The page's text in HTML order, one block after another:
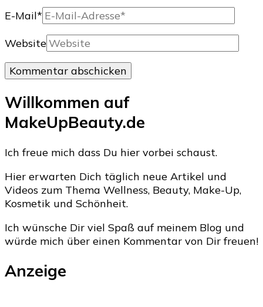
E-Mail*
Website
Willkommen auf
MakeUpBeauty.de
Ich freue mich dass Du hier vorbei schaust.
Hier erwarten Dich täglich neue Artikel und
Videos zum Thema Wellness, Beauty, Make-Up,
Kosmetik und Schönheit.
Ich wünsche Dir viel Spaß auf meinem Blog und
würde mich über einen Kommentar von Dir freuen!
Anzeige